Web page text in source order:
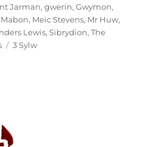
Jarman,gwerin,Gwymon,
Mabon, Meic Stevens, Mr Huw,
Lewis,Sibrydion,The
3 Sylwar